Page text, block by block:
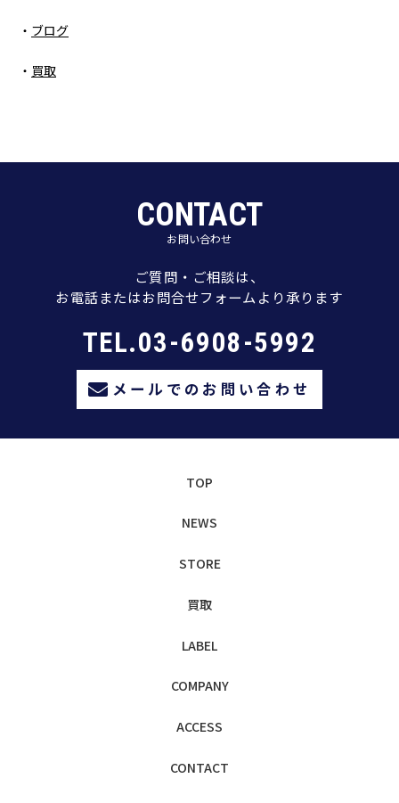
ブログ
買取
CONTACT
お問い合わせ
ご質問・ご相談は、
お電話またはお問合せフォームより承ります
TEL.03-6908-5992
メールでのお問い合わせ
TOP
NEWS
STORE
買取
LABEL
COMPANY
ACCESS
CONTACT